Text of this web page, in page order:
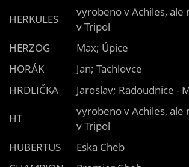
HERKULES
vyrobeno v Achiles, ale
v Tripol
HERZOG
Max; Úpice
HORÁK
Jan; Tachlovce
HRDLIČKA
Jaroslav; Radoudnice -
HT
vyrobeno v Achiles, ale
v Tripol
HUBERTUS
Eska Cheb